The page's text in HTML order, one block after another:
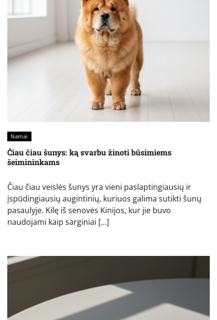
Namai
Čiau čiau šunys: ką svarbu žinoti būsimiems
šeimininkams
Čiau čiau veislės šunys yra vieni paslaptingiausių ir
įspūdingiausių augintinių, kuriuos galima sutikti šunų
pasaulyje. Kilę iš senovės Kinijos, kur jie buvo
naudojami kaip sarginiai […]